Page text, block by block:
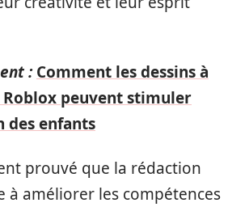
: Comment les dessins à
peuvent stimuler
enfants
prouvé que la rédaction
à améliorer les compétences